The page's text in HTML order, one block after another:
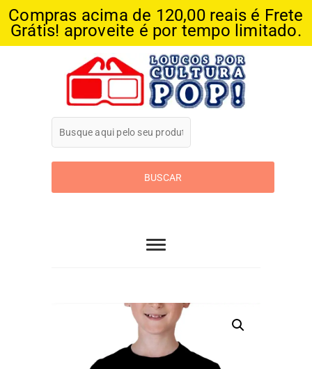
Compras acima de 120,00 reais é Frete
Grátis! aproveite é por tempo limitado.
Loucos Por
Cultura Pop